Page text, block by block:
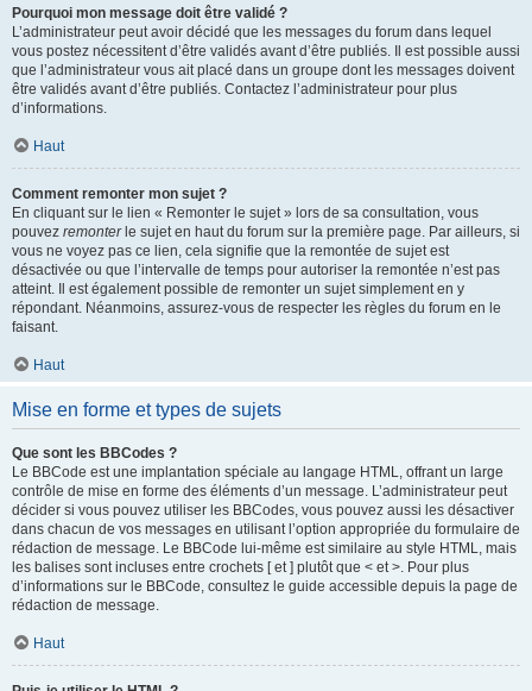
Pourquoi mon message doit être validé ?
L’administrateur peut avoir décidé que les messages du forum dans lequel
vous postez nécessitent d’être validés avant d’être publiés. Il est possible aussi
que l’administrateur vous ait placé dans un groupe dont les messages doivent
être validés avant d’être publiés. Contactez l’administrateur pour plus
d’informations.
Haut
Comment remonter mon sujet ?
En cliquant sur le lien « Remonter le sujet » lors de sa consultation, vous
pouvez remonterle sujet en haut du forum sur la première page. Par ailleurs, si
vous ne voyez pas ce lien, cela signifie que la remontée de sujet est
désactivée ou que l’intervalle de temps pour autoriser la remontée n’est pas
atteint. Il est également possible de remonter un sujet simplement en y
répondant. Néanmoins, assurez-vous de respecter les règles du forum en le
faisant.
Haut
Mise en forme et types de sujets
Que sont les BBCodes ?
Le BBCode est une implantation spéciale au langage HTML, offrant un large
contrôle de mise en forme des éléments d’un message. L’administrateur peut
décider si vous pouvez utiliser les BBCodes, vous pouvez aussi les désactiver
dans chacun de vos messages en utilisant l’option appropriée du formulaire de
rédaction de message. Le BBCode lui-même est similaire au style HTML, mais
les balises sont incluses entre crochets [ et ] plutôt que < et >. Pour plus
d’informations sur le BBCode, consultez le guide accessible depuis la page de
rédaction de message.
Haut